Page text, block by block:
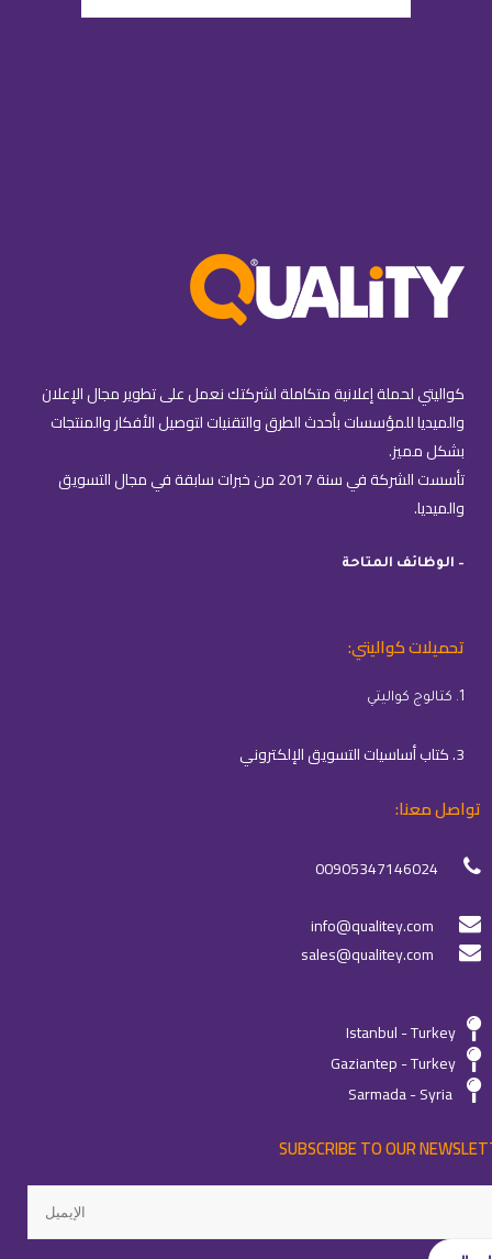
كواليتي لحملة إعلانية متكاملة لشركتك نعمل على تطوير مجال الإعلان
والميديا للمؤسسات بأحدث الطرق والتقنيات لتوصيل الأفكار والمنتجات
بشكل مميز.
تأسست الشركة في سنة 2017 من خبرات سابقة في مجال التسويق
والميديا.
– الوظائف المتاحة
تحميلات كواليتي:
1. كتالوج كواليتي
3. كتاب أساسيات التسويق الإلكتروني
تواصل معنا:
00905347146024
info@qualitey.com
sales@qualitey.com
Istanbul - Turkey
Gaziantep - Turkey
Sarmada - Syria
SUBSCRIBE TO OUR